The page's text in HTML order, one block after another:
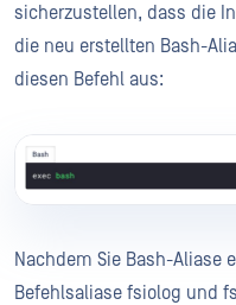
sicherzustellen, dass die
die neu erstellten Bash-
diesen Befehl aus:
Nachdem Sie Bash-Aliase
Befehlsaliase fsiolog und